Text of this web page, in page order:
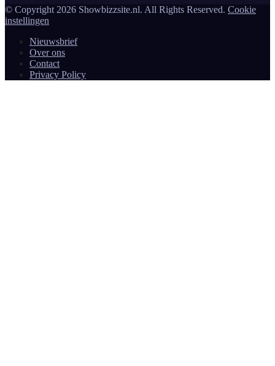
© Copyright 2026 Showbizzsite.nl. All Rights Reserved. Cookie
instellingen
Nieuwsbrief
Over ons
Contact
Privacy Policy